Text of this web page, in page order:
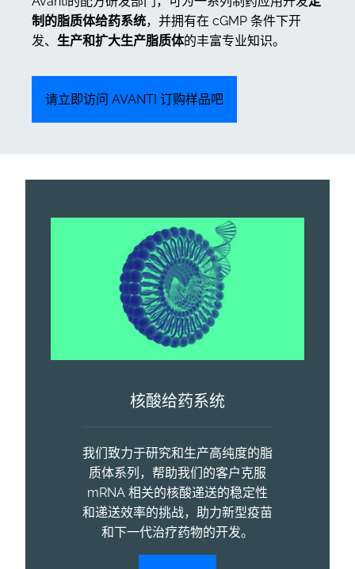
制的脂质体给药系统，并拥有在 cGMP 条件下开
发、 生产和扩大生产脂质体的丰富专业知识。
请立即访问 AVANTI 订购样品吧
核酸给药系统
我们致力于研究和生产高纯度的脂
质体系列，帮助我们的客户克服
mRNA 相关的核酸递送的稳定性
和递送效率的挑战，助力新型疫苗
和下一代治疗药物的开发。